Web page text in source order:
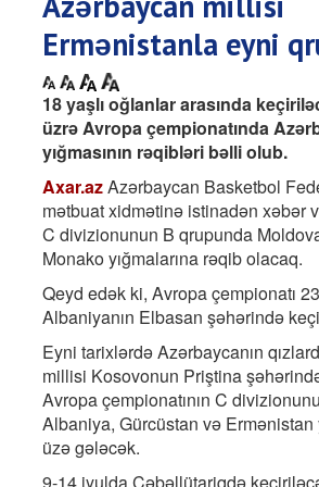
Ermənistanla eyni
18 yaşlı oğlanlar arasında
üzrə Avropa çempionatında
yığmasının rəqibləri bəlli olub.
Axar.azAzərbaycan Basketbol
mətbuat xidmətinə istinadən xəbər
C divizionunun B qrupunda
Monako yığmalarına rəqib olacaq.
Qeyd edək ki, Avropa çempionatı
Albaniyanın Elbasan şəhərində
Eyni tarixlərdə Azərbaycanın
millisi Kosovonun Priştina
Avropa çempionatının C
Albaniya, Gürcüstan və Ermənistan
üzə gələcək.